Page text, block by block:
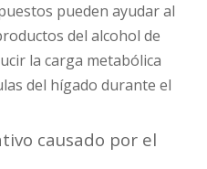
pueden ayudar al
del alcohol de
la carga metabólica
del hígado durante el
causado por el